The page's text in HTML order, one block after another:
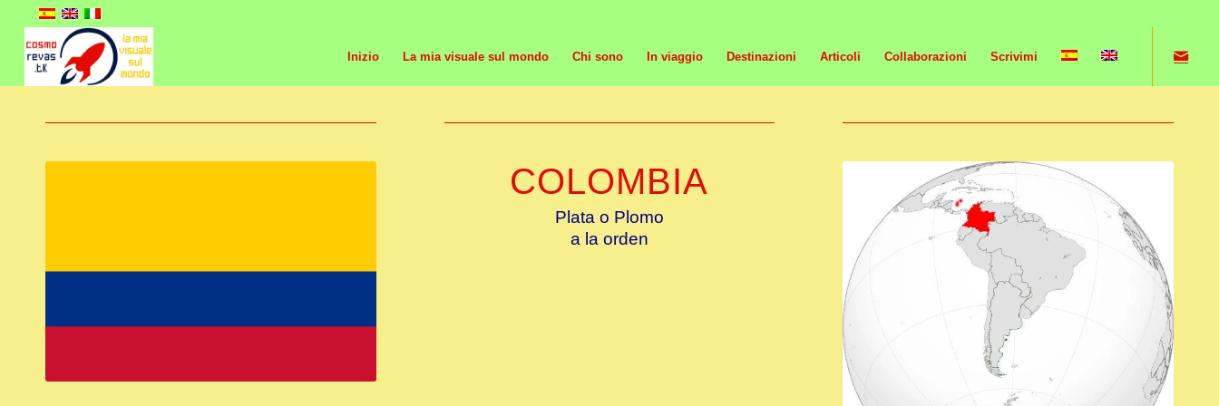
Inizio La mia visuale sul mondo Chi sono In viaggio Destinazioni Articoli Collaborazioni Scrivimi
COLOMBIA
Plata o Plomo
a la orden